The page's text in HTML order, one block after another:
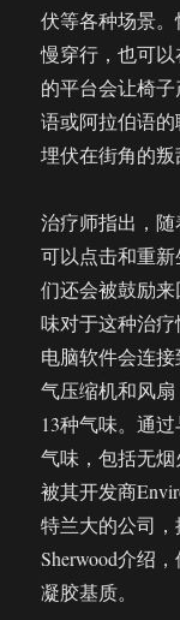
伏等各种场景
慢穿行，也可
的平台会让椅
语或阿拉伯语
埋伏在街角的叛
治疗师指出，
可以点击和重
们还会被鼓励
味对于这种治疗
电脑软件会连
气压缩机和风
13种气味。通
气味，包括无
被其开发商
特兰大的公司，
Sherwood介绍
凝胶基质。